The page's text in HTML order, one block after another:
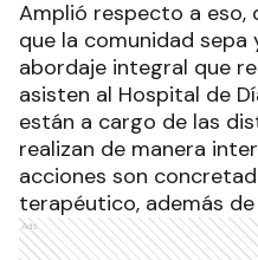
Amplió respecto a eso,
que la comunidad sepa
abordaje integral que
asisten al Hospital de
están a cargo de las
realizan de manera
acciones son
terapéutico, además
Ads